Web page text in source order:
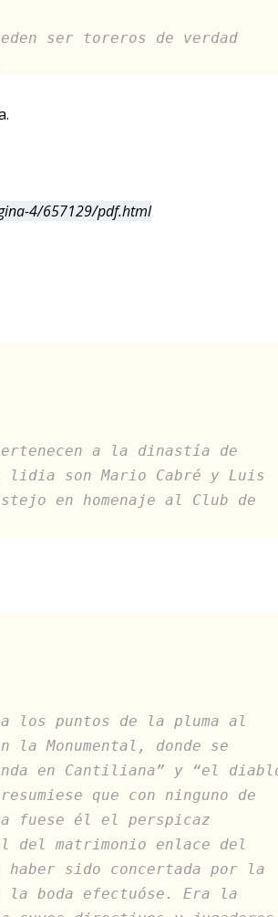
ser toreros de verdad
4/657129/pdf.html
a la dinastía de
lidia son Mario Cabré y Luis
en homenaje al Club de
a los puntos de la pluma al
la Monumental, donde se
en Cantiliana” y “el
que con ninguno de
fuese él el perspicaz
matrimonio enlace del
sido concertada por la
la boda efectuóse. Era la